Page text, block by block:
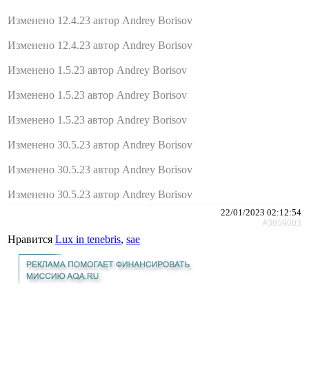
Изменено 12.4.23 автор Andrey Borisov
Изменено 12.4.23 автор Andrey Borisov
Изменено 1.5.23 автор Andrey Borisov
Изменено 1.5.23 автор Andrey Borisov
Изменено 1.5.23 автор Andrey Borisov
Изменено 30.5.23 автор Andrey Borisov
Изменено 30.5.23 автор Andrey Borisov
Изменено 30.5.23 автор Andrey Borisov
22/01/2023 02:12:54
#3059003
Нравится Lux in tenebris, sae